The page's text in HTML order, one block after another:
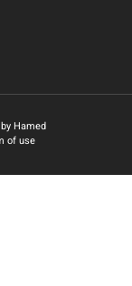
Hamed
of use